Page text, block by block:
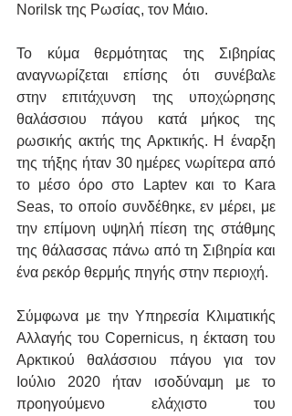
Norilsk της Ρωσίας, τον Μάιο.
Το κύμα θερμότητας της Σιβηρίας
αναγνωρίζεται επίσης ότι συνέβαλε
στην επιτάχυνση της υποχώρησης
θαλάσσιου πάγου κατά μήκος της
ρωσικής ακτής της Αρκτικής. Η έναρξη
της τήξης ήταν 30 ημέρες νωρίτερα από
το μέσο όρο στο Laptev και το Kara
Seas, το οποίο συνδέθηκε, εν μέρει, με
την επίμονη υψηλή πίεση της στάθμης
της θάλασσας πάνω από τη Σιβηρία και
ένα ρεκόρ θερμής πηγής στην περιοχή.
Σύμφωνα με την Υπηρεσία Κλιματικής
Αλλαγής του Copernicus, η έκταση του
Αρκτικού θαλάσσιου πάγου για τον
Ιούλιο 2020 ήταν ισοδύναμη με το
προηγούμενο ελάχιστο του